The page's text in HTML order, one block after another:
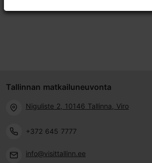
Tallinnan matkailuneuvonta
Niguliste 2, 10146 Tallinna, Viro
+372 645 7777
info@visittallinn.ee